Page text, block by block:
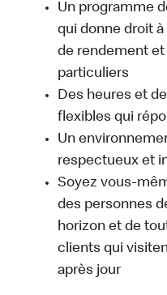
Un programme
qui donne droit
de rendement et
particuliers
Des heures et
flexibles qui
Un
respectueux et
Soyez vous-
des personnes
horizon et de
clients qui
après jour